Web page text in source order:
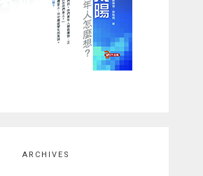
ARCHIVES